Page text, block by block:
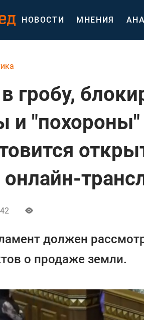
НОВОСТИ МНЕНИЯ
гробу,
и
должен
о продаже земли.